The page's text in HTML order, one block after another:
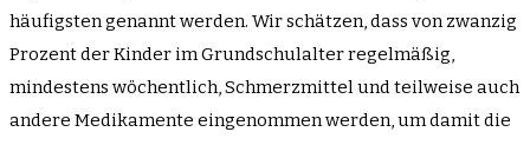
häufigsten genannt werden. Wir schätzen, dass von zwanzig
Prozent der Kinder im Grundschulalter regelmäßig,
mindestens wöchentlich, Schmerzmittel und teilweise auch
andere Medikamente eingenommen werden, um damit die